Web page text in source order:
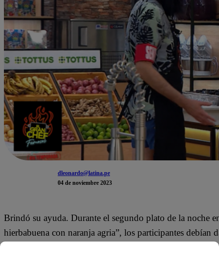
dleonardo@latina.pe
04 de noviembre 2023
Brindó su ayuda. Durante el segundo plato de la noche
hierbabuena con naranja agria”, los participantes debían
competencia. En el caso de Tilsa Lozano, la modelo